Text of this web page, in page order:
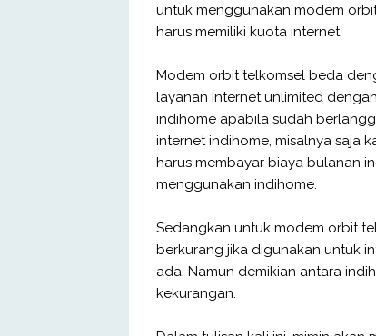
untuk menggunakan modem
harus memiliki kuota internet.
Modem orbit telkomsel beda
layanan internet unlimited
indihome apabila sudah
internet indihome, misalnya saja
harus membayar biaya bulanan
menggunakan indihome.
Sedangkan untuk modem orbit
berkurang jika digunakan untuk
ada. Namun demikian antara
kekurangan.